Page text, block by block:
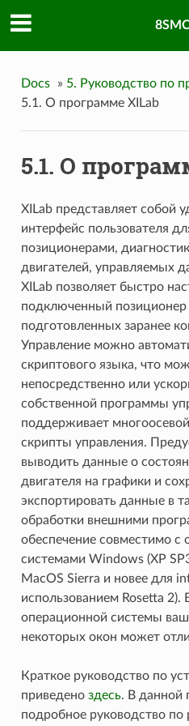
Docs » 5. Руководство по
5.1. О программе XILab
5.1. О
XILab представляет собой
интерфейс пользователя
позиционерами,
двигателей, управляемых
XILab позволяет быстро
подключенный
подготовленных заранее
Управление можно
скриптового языка, что
непосредственно или
собственной программы
поддерживает
скрипты управления.
выводить данные о
двигателя на графики и
экспортировать данные в
обработки внешними
обеспечение совместимо
системами Windows (XP
MacOS Sierra и новее для
использованием Rosetta 2).
операционной системы
некоторых окон может
Краткое руководство по
приведено здесь. В данной
подробное руководство по